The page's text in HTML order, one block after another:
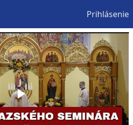
Prihlásenie
Play